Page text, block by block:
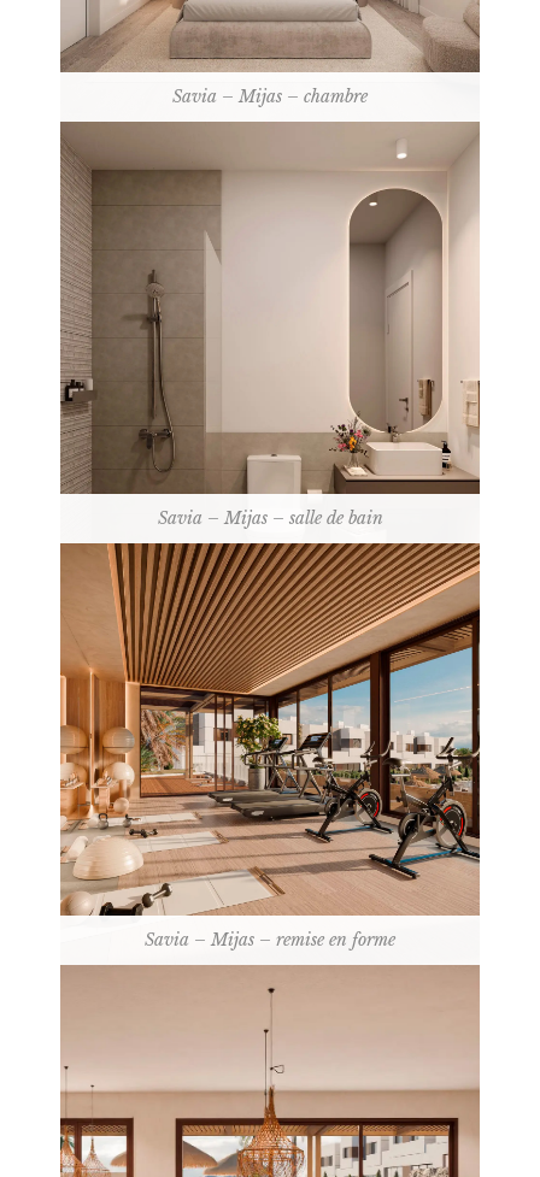
Savia – Mijas – chambre
Savia – Mijas – salle de bain
Savia – Mijas – remise en forme